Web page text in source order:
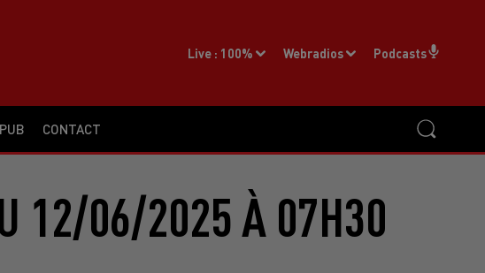
CONTACT
Live : 100% Webradios Podcasts
12/06/2025 À 07H30